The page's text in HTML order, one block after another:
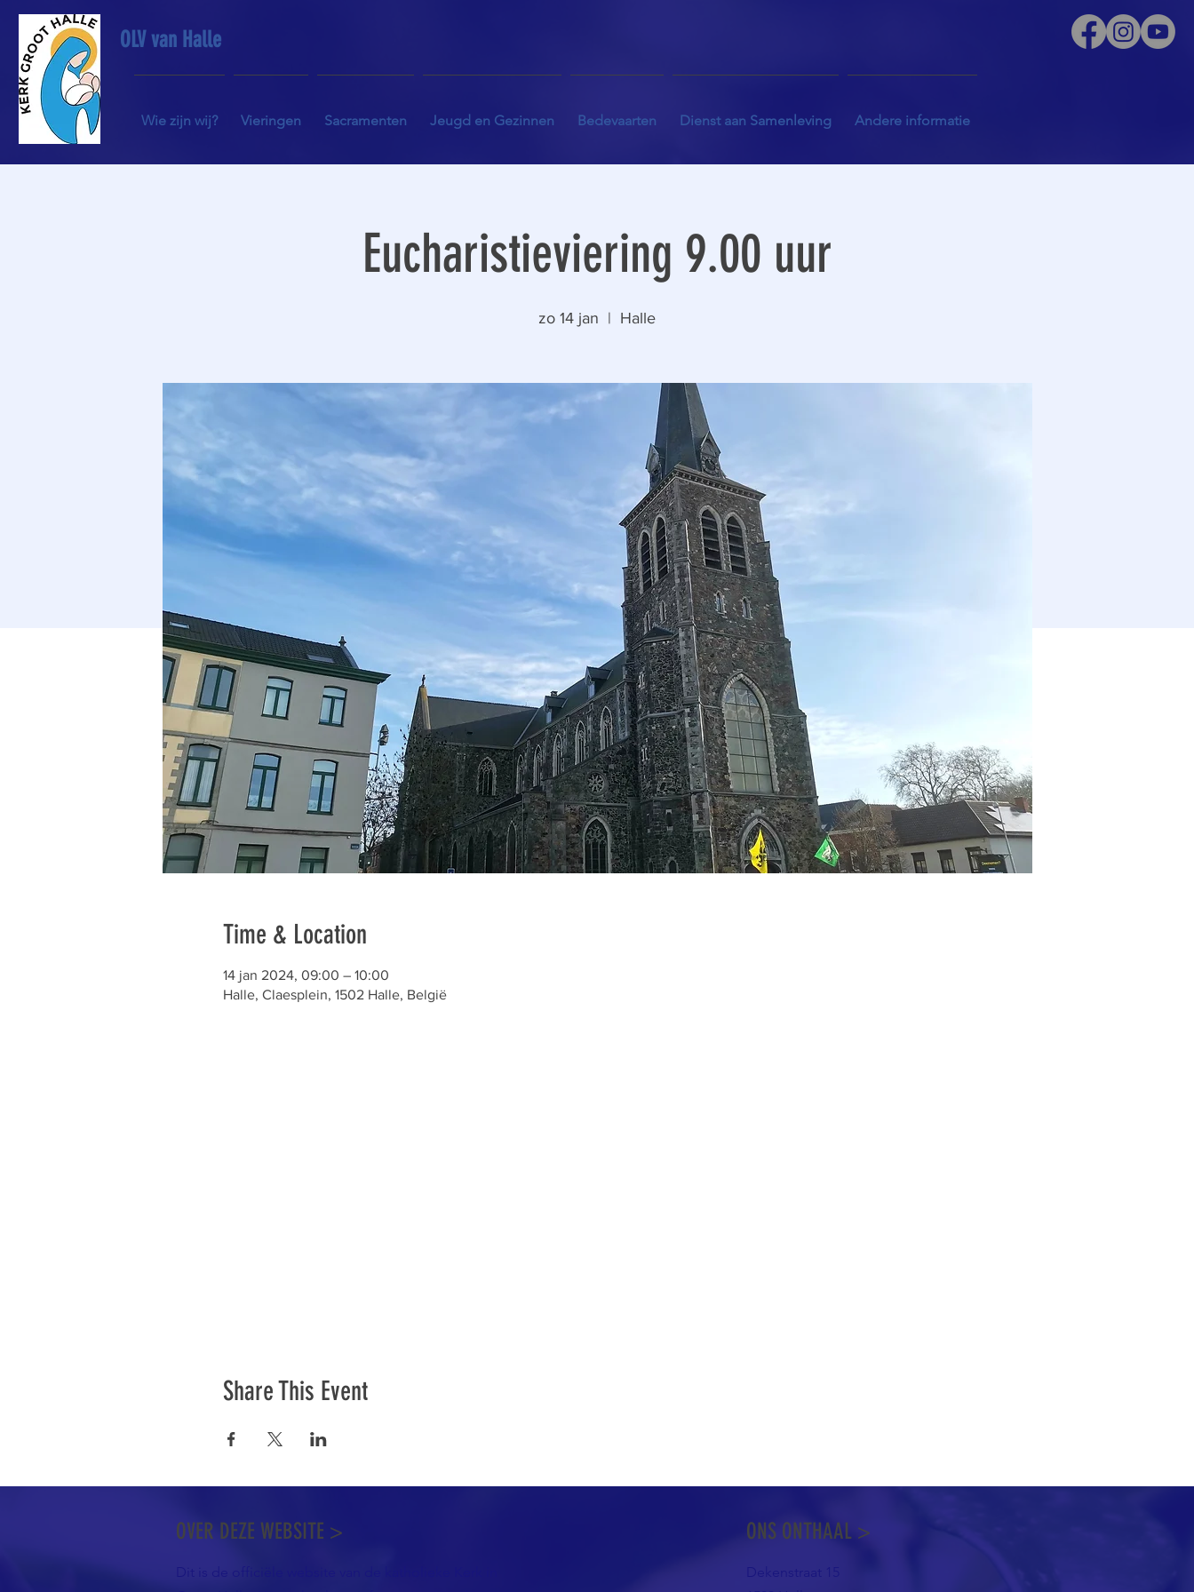
OLV van Halle
Wie zijn wij? Vieringen Sacramenten Jeugd en Gezinnen Bedevaarten Dienst aan Samenleving Andere informatie
Eucharistieviering 9.00 uur
zo 14 jan
  |
Halle
Time & Location
14 jan 2024, 09:00 – 10:00
Halle, Claesplein, 1502 Halle, België
Share This Event
OVER DEZE WEBSITE > ONS ONTHAAL >